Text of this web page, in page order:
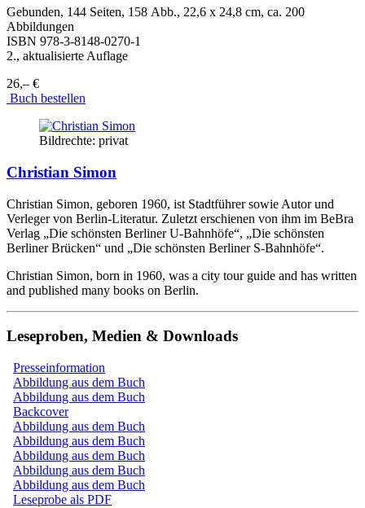
Gebunden, 144 Seiten, 158 Abb., 22,6 x 24,8 cm, ca. 200
Abbildungen
ISBN 978-3-8148-0270-1
2., aktualisierte Auflage
26,– €
Buch bestellen
Bildrechte: privat
Christian Simon
Christian Simon, geboren 1960, ist Stadtführer sowie Autor und
Verleger von Berlin-Literatur. Zuletzt erschienen von ihm im BeBra
Verlag „Die schönsten Berliner U-Bahnhöfe“, „Die schönsten
Berliner Brücken“ und „Die schönsten Berliner S-Bahnhöfe“.
Christian Simon, born in 1960, was a city tour guide and has written
and published many books on Berlin.
Leseproben, Medien & Downloads
Presseinformation
Abbildung aus dem Buch
Abbildung aus dem Buch
Backcover
Abbildung aus dem Buch
Abbildung aus dem Buch
Abbildung aus dem Buch
Abbildung aus dem Buch
Abbildung aus dem Buch
Leseprobe als PDF